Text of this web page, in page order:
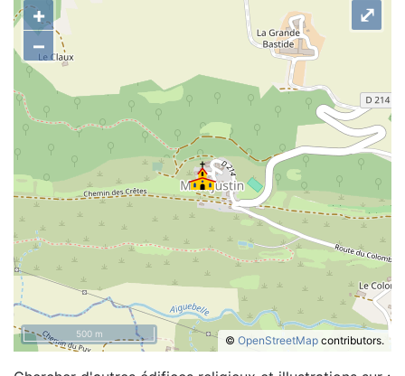
+
–
© OpenStreetMap contributors.
⤢
500 m